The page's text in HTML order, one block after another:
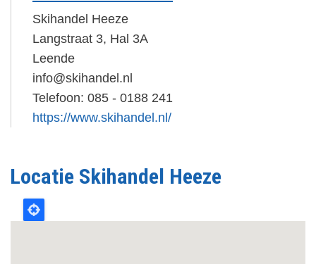
Skihandel Heeze
Langstraat 3, Hal 3A
Leende
info@skihandel.nl
Telefoon: 085 - 0188 241
https://www.skihandel.nl/
Locatie Skihandel Heeze